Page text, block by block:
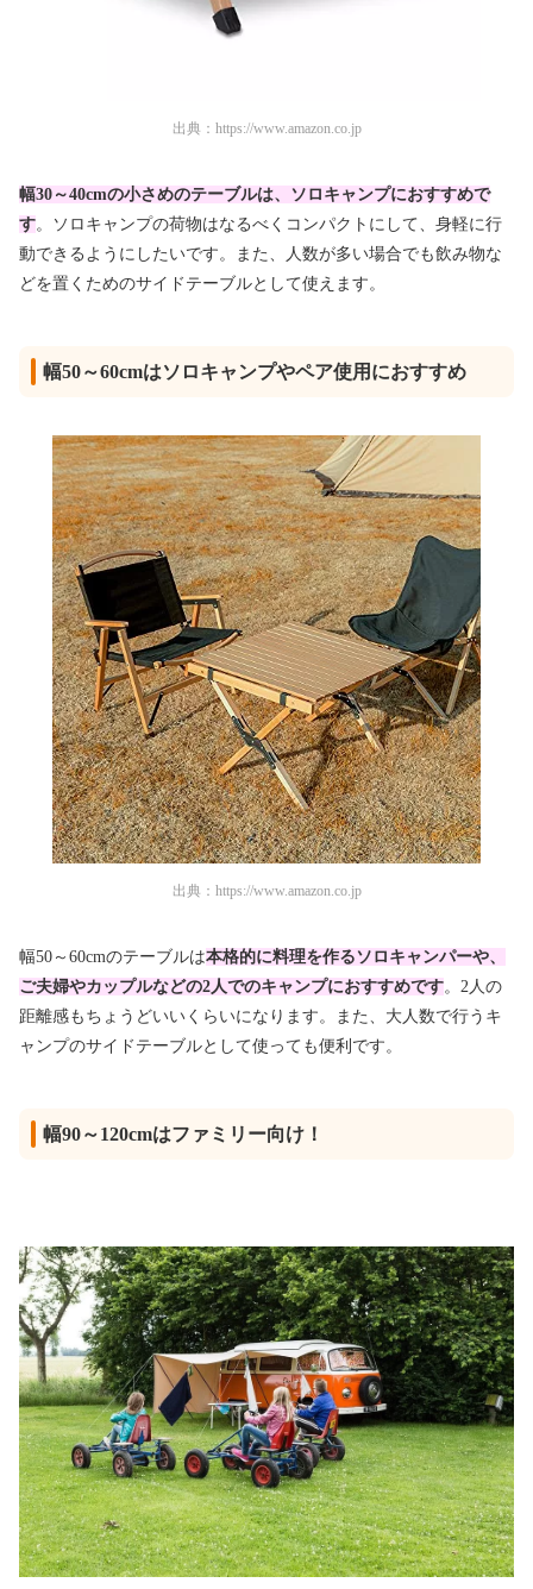
出典： https://www.amazon.co.jp
幅30～40cmの小さめのテーブルは、ソロキャンプにおすすめで
す。ソロキャンプの荷物はなるべくコンパクトにして、身軽に行
動できるようにしたいです。また、人数が多い場合でも飲み物な
どを置くためのサイドテーブルとして使えます。
幅50～60cmはソロキャンプやペア使用におすすめ
出典： https://www.amazon.co.jp
幅50～60cmのテーブルは本格的に料理を作るソロキャンパーや、
ご夫婦やカップルなどの2人でのキャンプにおすすめです。2人の
距離感もちょうどいいくらいになります。また、大人数で行うキ
ャンプのサイドテーブルとして使っても便利です。
幅90～120cmはファミリー向け！